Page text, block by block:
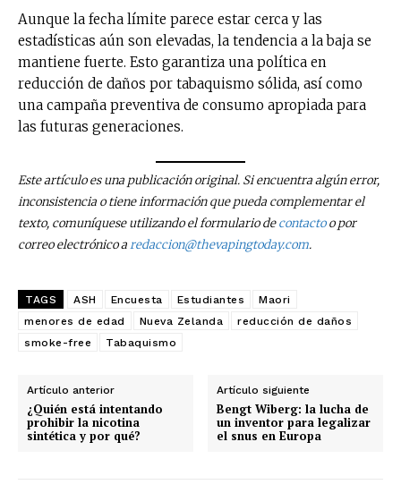
Suscríbete a nuestro boletín diario y
recibe todas las noticias del vapeo y la
reducción de daños en tu correo
electrónico.
Subscribe to our daily clipping and
receive all the news of vaping and
SUBSCRIBIRSE
Aunque la fecha límite parece estar cerca y las
estadísticas aún son elevadas, la tendencia a la baja se
mantiene fuerte. Esto garantiza una política en
reducción de daños por tabaquismo sólida, así como
una campaña preventiva de consumo apropiada para
las futuras generaciones.
Este artículo es una publicación original. Si encuentra algún error,
inconsistencia o tiene información que pueda complementar el
texto, comuníquese utilizando el formulario decontactoo por
correo electrónico aredaccion@thevapingtoday.com.
TAGS ASH Encuesta Estudiantes
Maori
menores de edad
Nueva Zelanda
reducción de daños
smoke-free
Tabaquismo
Artículo anterior
¿Quién está intentando
prohibir la nicotina
sintética y por qué?
Artículo siguiente
Bengt Wiberg: la lucha de
un inventor para legalizar
el snus en Europa